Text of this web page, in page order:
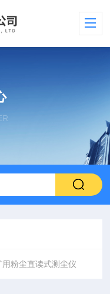
用粉尘直读式测尘仪